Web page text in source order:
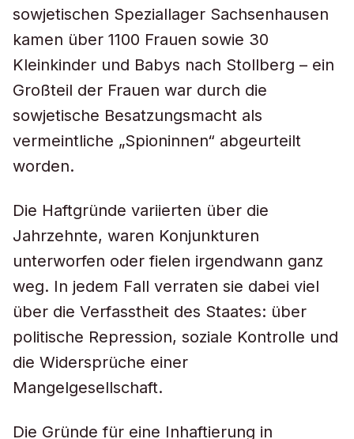
sowjetischen Speziallager Sachsenhausen
kamen über 1100 Frauen sowie 30
Kleinkinder und Babys nach Stollberg – ein
Großteil der Frauen war durch die
sowjetische Besatzungsmacht als
vermeintliche „Spioninnen“ abgeurteilt
worden.
Die Haftgründe variierten über die
Jahrzehnte, waren Konjunkturen
unterworfen oder fielen irgendwann ganz
weg. In jedem Fall verraten sie dabei viel
über die Verfasstheit des Staates: über
politische Repression, soziale Kontrolle und
die Widersprüche einer
Mangelgesellschaft.
Die Gründe für eine Inhaftierung in